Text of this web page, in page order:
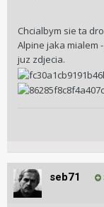
Chcialbym sie ta
Alpine jaka mialem
juz zdjecia.
seb71